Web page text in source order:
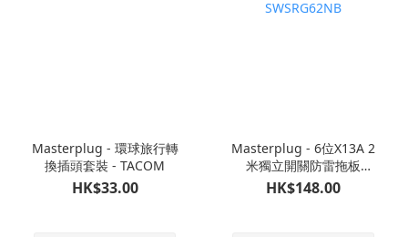
Masterplug - 環球旅行轉
換插頭套裝 - TACOM
HK$33.00
Masterplug - 6位X13A 2
米獨立開關防雷拖板
SWSRG62NB
HK$148.00